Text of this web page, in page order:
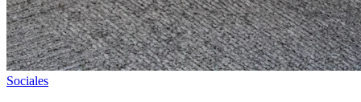
Sociales